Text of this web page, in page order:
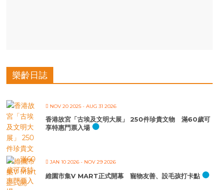
樂齡日誌
NOV 20 2025 - AUG 31 2026
香港故宮「古埃及文明大展」 250件珍貴文物 滿60歲可
享特惠門票入場
JAN 10 2026 - NOV 29 2026
維園市集V MART正式開幕 寵物友善、設毛孩打卡點